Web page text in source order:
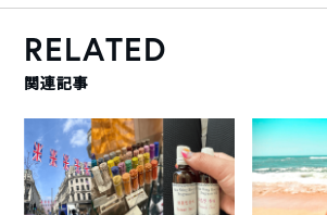
RELATED
関連記事